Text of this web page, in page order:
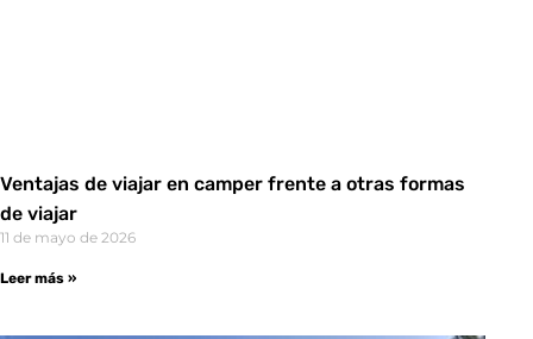
Ventajas de viajar en camper frente a otras formas
de viajar
11 de mayo de 2026
Leer más »